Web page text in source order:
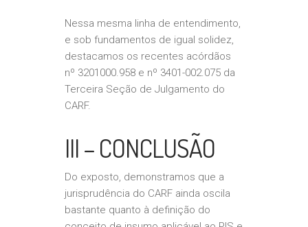
Nessa mesma linha de entendimento,
e sob fundamentos de igual solidez,
destacamos os recentes acórdãos
nº 3201­000.958 e nº 3401-002.075 da
Terceira Seção de Julgamento do
CARF.
III – CONCLUSÃO
Do exposto, demonstramos que a
jurisprudência do CARF ainda oscila
bastante quanto à definição do